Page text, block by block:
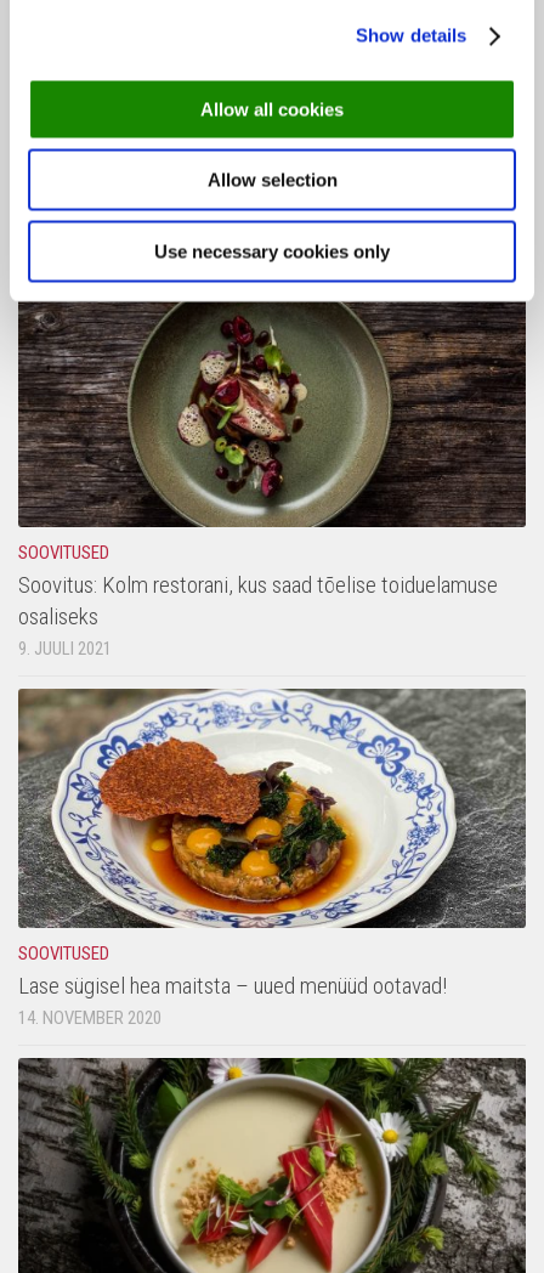
Show details
Allow all cookies
Allow selection
Use necessary cookies only
Täpselt 20€ – mida selle eest saab?
Soovitus: Autentsed Itaalia restoranid Eestis
SOOVITUSED
Soovitus: Kolm restorani, kus saad tõelise toiduelamuse
osaliseks
9. JUULI 2021
SOOVITUSED
Lase sügisel hea maitsta – uued menüüd ootavad!
14. NOVEMBER 2020